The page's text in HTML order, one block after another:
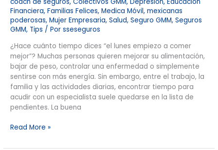
Financiera,Familias Felices,Medica Móvil,mexicanas
poderosas,Mujer Empresaria,Salud,Seguro GMM,Seguros
GMM, Tips / Porsseseguros
¿Hace cuánto tiempo dices “el lunes empiezo a comer
mejor”? Muchas personas quieren mejorar su alimentación,
bajar de peso, controlar una enfermedad o simplemente
sentirse con más energía. Sin embargo, entre el trabajo, la
familia y las actividades diarias, encontrar tiempo para
acudir con un especialista suele quedarse en la lista de
pendientes. La buena
Read More »